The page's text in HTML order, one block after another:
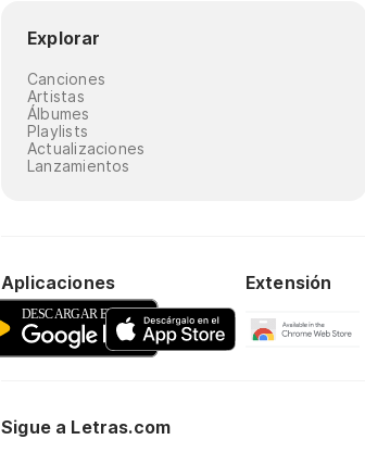
Explorar
Canciones
Artistas
Álbumes
Playlists
Actualizaciones
Lanzamientos
Aplicaciones Extensión
Sigue a Letras.com